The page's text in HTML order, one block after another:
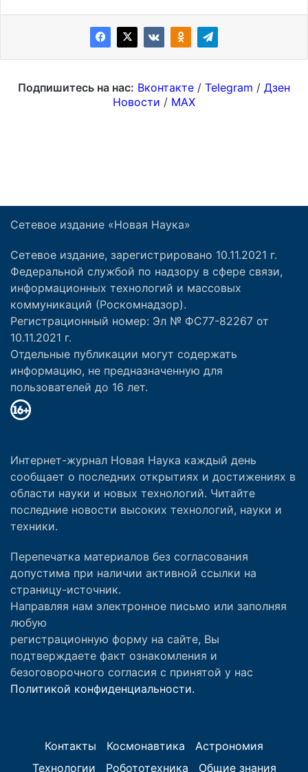
Сетевое издание «Новая Наука»
Сетевое издание, зарегистрировано 10.11.2021 г.
Федеральной службой по надзору в сфере связи,
информационных технологий и массовых
коммуникаций (Роскомнадзор).
Регистрационный номер: Эл № ФС77-82267 от
10.11.2021 г.
Отдельные публикации могут содержать
информацию, не предназначенную для
пользователей до 16 лет.
Интернет-журнал Новая Наука каждый день
сообщает о последних открытиях и достижениях в
области науки и новых технологий. Читайте
последние новости высоких технологий, науки и
техники.
Перепечатка материалов без согласования
допустима при наличии активной ссылки на
страницу-источник.
Направляя нам электронное письмо или заполняя
любую
регистрационную форму на сайте, Вы
подтверждаете факт ознакомления и
безоговорочного согласия с принятой у нас
Политикой конфиденциальности.
Контакты Космонавтика
Астрономия
Технологии
Робототехника Общие знания